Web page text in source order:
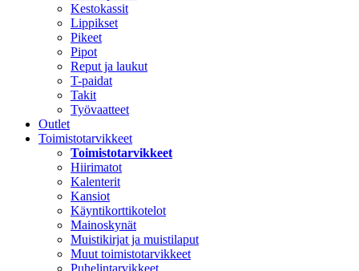
Kestokassit
Lippikset
Pikeet
Pipot
Reput ja laukut
T-paidat
Takit
Työvaatteet
Outlet
Toimistotarvikkeet
Toimistotarvikkeet
Hiirimatot
Kalenterit
Kansiot
Käyntikorttikotelot
Mainoskynät
Muistikirjat ja muistilaput
Muut toimistotarvikkeet
Puhelintarvikkeet